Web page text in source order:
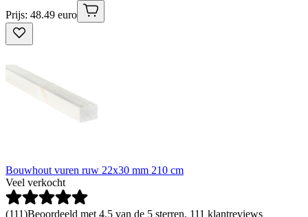
Prijs: 48.49 euro
Bouwhout vuren ruw 22x30 mm 210 cm
Veel verkocht
(111)Beoordeeld met 4.5 van de 5 sterren, 111 klantreviews